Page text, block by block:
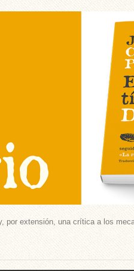
por extensión, una crítica a los